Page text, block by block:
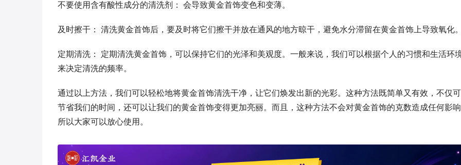
不要使用含有酸性成分的清洗剂： 会导致黄金首饰变色和变薄。
及时擦干： 清洗黄金首饰后，要及时将它们擦干并放在通风的地方晾干，避免水分滞留在黄金首饰上导致氧化。
定期清洗： 定期清洗黄金首饰，可以保持它们的光泽和美观度。一般来说，我们可以根据个人的习惯和生活环
来决定清洗的频率。
通过以上方法，我们可以轻松地将黄金首饰清洗干净，让它们焕发出新的光彩。这种方法既简单又有效，不仅
节省我们的时间，还可以让我们的黄金首饰变得更加亮丽。而且，这种方法不会对黄金首饰的克数造成任何影响
所以大家可以放心使用。